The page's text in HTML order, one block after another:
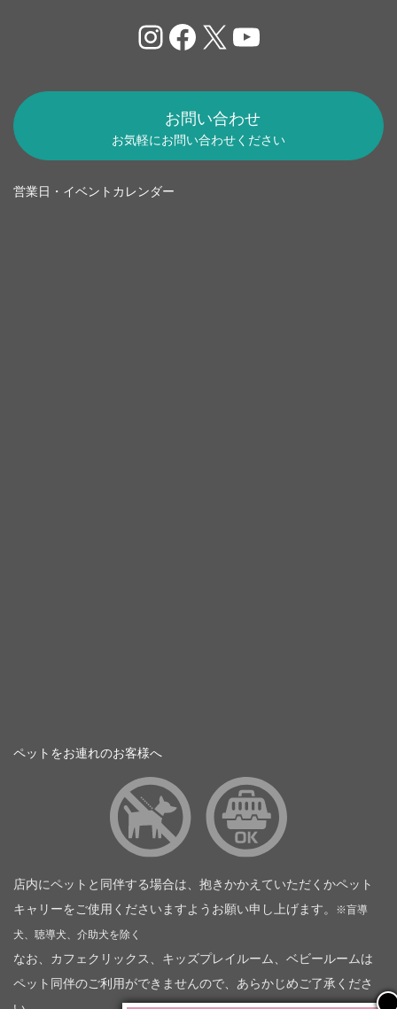
Instagram
Facebook
X YouTube
お問い合わせ
お気軽にお問い合わせください
営業日・イベントカレンダー
ペットをお連れのお客様へ
店内にペットと同伴する場合は、抱きかかえていただくかペット
キャリーをご使用くださいますようお願い申し上げます。
※盲導
犬、聴導犬、介助犬を除く
なお、カフェクリックス、キッズプレイルーム、ベビールームは
ペット同伴のご利用ができませんので、あらかじめご了承くださ